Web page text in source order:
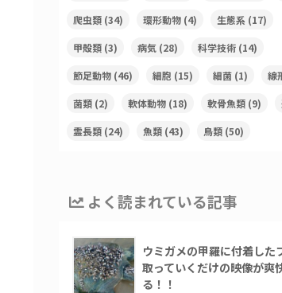
爬虫類 (34) 環形動物 (4) 生態系 (17)
甲殻類 (3) 病気 (28) 科学技術 (14)
節足動物 (46) 細胞 (15) 細菌 (1) 線
菌類 (2) 軟体動物 (18) 軟骨魚類 (9)
霊長類 (24) 魚類 (43) 鳥類 (50)
よく読まれている記事
ウミガメの甲羅に付着した
取っていくだけの映像が爽
る！！